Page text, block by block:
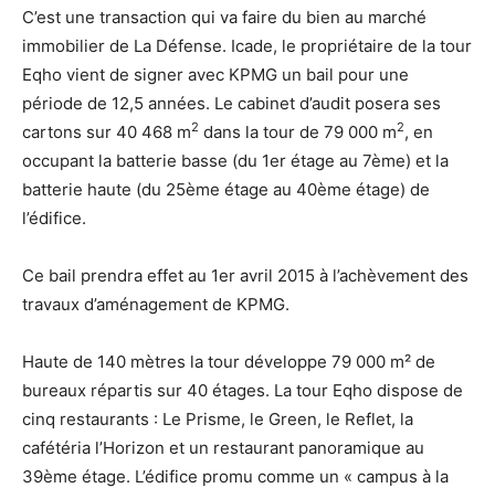
C’est une transaction qui va faire du bien au marché
immobilier de La Défense. Icade, le propriétaire de la tour
Eqho vient de signer avec KPMG un bail pour une
période de 12,5 années. Le cabinet d’audit posera ses
cartons sur 40 468 m2 dans la tour de 79 000 m2, en
occupant la batterie basse (du 1er étage au 7ème) et la
batterie haute (du 25ème étage au 40ème étage) de
l’édifice.
Ce bail prendra effet au 1er avril 2015 à l’achèvement des
travaux d’aménagement de KPMG.
Haute de 140 mètres la tour développe 79 000 m² de
bureaux répartis sur 40 étages. La tour Eqho dispose de
cinq restaurants : Le Prisme, le Green, le Reflet, la
cafétéria l’Horizon et un restaurant panoramique au
39ème étage. L’édifice promu comme un « campus à la